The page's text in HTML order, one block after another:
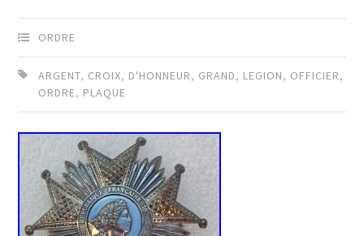
ORDRE
ARGENT, CROIX, D'HONNEUR, GRAND, LEGION, OFFICIER,
ORDRE, PLAQUE